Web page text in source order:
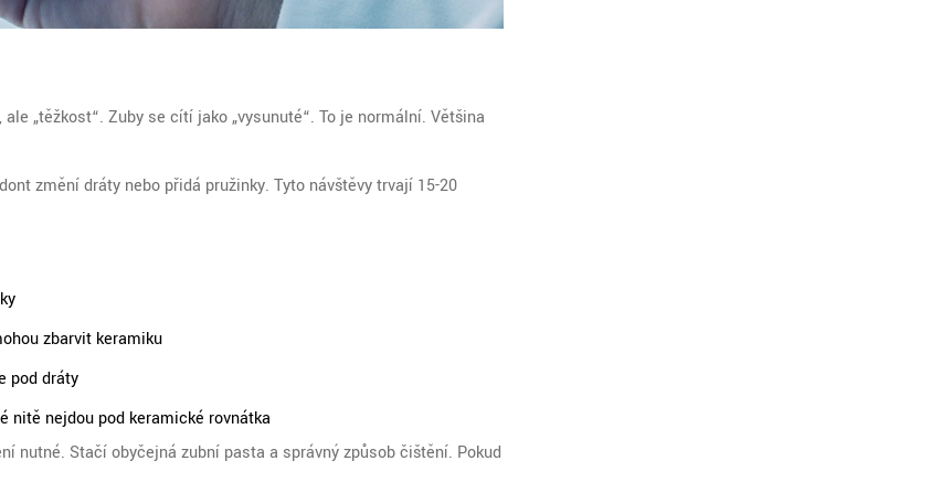
„těžkost“. Zuby se cítí jako „vysunuté“. To je normální. Většina
změní dráty nebo přidá pružinky. Tyto návštěvy trvají 15-20
zbarvit keramiku
pod dráty
nitě nejdou pod keramické rovnátka
nutné. Stačí obyčejná zubní pasta a správný způsob čištění. Pokud